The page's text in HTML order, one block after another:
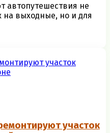
автопутешествия не
на выходные, но и для
участок